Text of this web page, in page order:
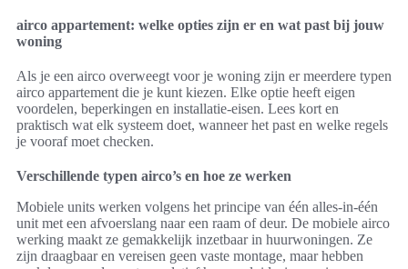
airco appartement: welke opties zijn er en wat past bij jouw
woning
Als je een airco overweegt voor je woning zijn er meerdere typen
airco appartement die je kunt kiezen. Elke optie heeft eigen
voordelen, beperkingen en installatie-eisen. Lees kort en
praktisch wat elk systeem doet, wanneer het past en welke regels
je vooraf moet checken.
Verschillende typen airco’s en hoe ze werken
Mobiele units werken volgens het principe van één alles-in-één
unit met een afvoerslang naar een raam of deur. De mobiele airco
werking maakt ze gemakkelijk inzetbaar in huurwoningen. Ze
zijn draagbaar en vereisen geen vaste montage, maar hebben